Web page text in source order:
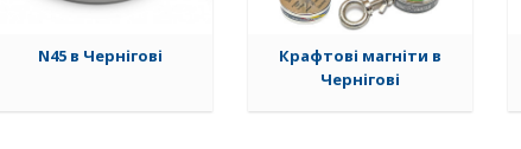
N45 в Чернігові
Крафтові магніти в
Чернігові